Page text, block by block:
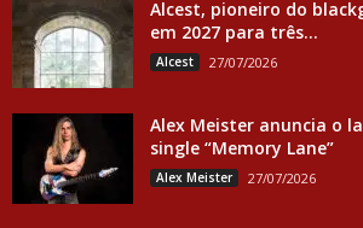
Alcest, pioneiro do
em 2027 para três...
Alcest 27/07/2026
Alex Meister anuncia o
single “Memory Lane”
Alex Meister 27/07/2026